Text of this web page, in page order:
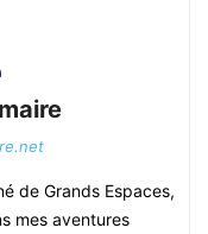
de Grands Espaces,
mes aventures